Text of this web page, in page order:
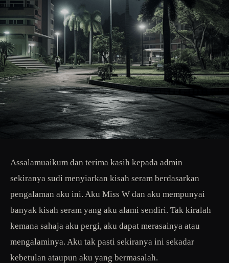
Assalamuaikum dan terima kasih kepada admin
sekiranya sudi menyiarkan kisah seram berdasarkan
pengalaman aku ini. Aku Miss W dan aku mempunyai
banyak kisah seram yang aku alami sendiri. Tak kiralah
kemana sahaja aku pergi, aku dapat merasainya atau
mengalaminya. Aku tak pasti sekiranya ini sekadar
kebetulan ataupun aku yang bermasalah.